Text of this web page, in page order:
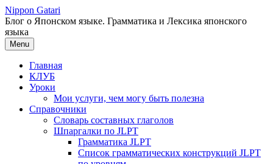
Перейти
к
содержимому
Nippon Gatari
Блог о Японском языке. Грамматика и Лексика японского
языка
Menu
Главная
КЛУБ
Уроки
Мои услуги, чем могу быть полезна
Справочники
Словарь составных глаголов
Шпаргалки по JLPT
Грамматика JLPT
Список грамматических конструкций JLPT